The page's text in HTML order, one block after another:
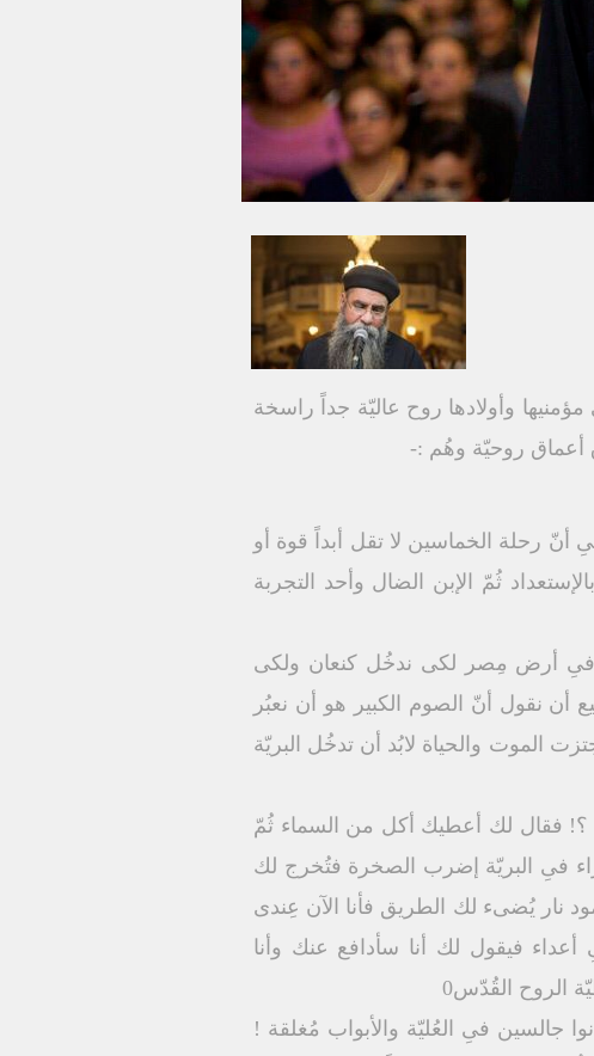
وأولادها روح عاليّة جداً راسخة
أعماق روحيّة وهُم :-
رحلة الخماسين لا تقل أبداً قوة أو
ثُمّ الإبن الضال وأحد التجربة
فىِ أرض مِصر لكى ندخُل كنعان ولكى
نقول أنّ الصوم الكبير هو أن نعبُر
الموت والحياة لابُد أن تدخُل البريّة
؟! فقال لك أعطيك أكل من السماء ثُمّ
فىِ البريّة إضرب الصخرة فتُخرج لك
يُضىء لك الطريق فأنا الآن عِندى
فيقول لك أنا سأدافع عنك وأنا
الروح القُدّس0
؟!لماذا كانوا جالسين فىِ العُليّة والأبواب مُغلقة !